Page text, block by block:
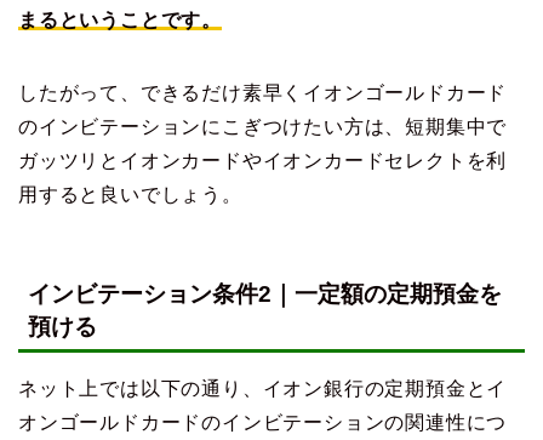
まるということです。
したがって、できるだけ素早くイオンゴールドカード
のインビテーションにこぎつけたい方は、短期集中で
ガッツリとイオンカードやイオンカードセレクトを利
用すると良いでしょう。
インビテーション条件2｜一定額の定期預金を
預ける
ネット上では以下の通り、イオン銀行の定期預金とイ
オンゴールドカードのインビテーションの関連性につ